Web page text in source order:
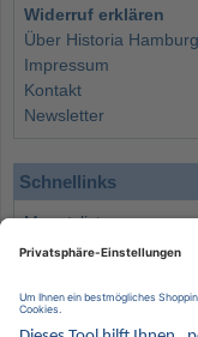
Widerruf erklären
Über Historia Hamburg
Impressum
Kontakt
Newsletter
Schnellinks
Monatsliste
Angebote
Wissenswertes